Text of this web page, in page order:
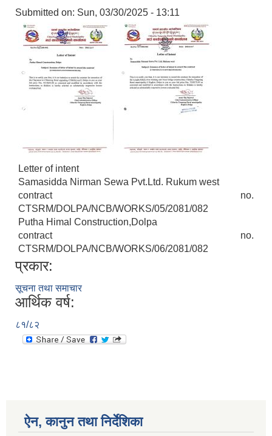
Submitted on: Sun, 03/30/2025 - 13:11
Letter of intent
Samasidda Nirman Sewa Pvt.Ltd. Rukum west
contract no.
CTSRM/DOLPA/NCB/WORKS/05/2081/082
Putha Himal Construction,Dolpa
contract no.
CTSRM/DOLPA/NCB/WORKS/06/2081/082
प्रकार:
सूचना तथा समाचार
आर्थिक वर्ष:
८१/८२
ऐन, कानुन तथा निर्देशिका